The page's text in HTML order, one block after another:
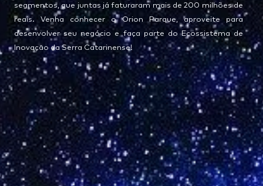
segmentos, que juntas já faturaram mais de 200 milhões de
reais. Venha conhecer o Orion Parque, aproveite para
desenvolver seu negócio e faça parte do Ecossistema de
Inovação da Serra Catarinense!